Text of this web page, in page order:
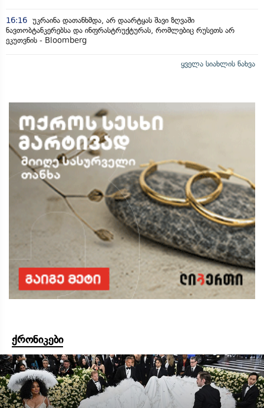
16:16 უკრაინა დათანხმდა, არ დაარტყას შავი ზღვაში
ნავთობტანკერებსა და ინფრასტრუქტურას, რომლებიც რუსეთს არ
ეკუთვნის - Bloomberg
ყველა სიახლის ნახვა
ქრონიკები